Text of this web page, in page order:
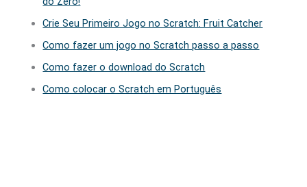
Crie Seu Primeiro Jogo no Scratch: Fruit Catcher
Como fazer um jogo no Scratch passo a passo
Como fazer o download do Scratch
Como colocar o Scratch em Português